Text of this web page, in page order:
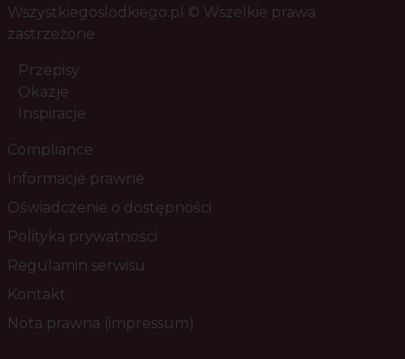
Wszystkiegoslodkiego.pl © Wszelkie prawa
zastrzeżone
Przepisy
Okazje
Inspiracje
Compliance
Informacje prawne
Oświadczenie o dostępności
Polityka prywatności
Regulamin serwisu
Kontakt
Nota prawna (impressum)